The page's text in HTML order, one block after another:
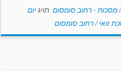
/מסכות - רחוב סומסום תויגיום
זואי/רחוב סומסום